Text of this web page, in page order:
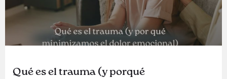
Qué es el trauma (y porqué